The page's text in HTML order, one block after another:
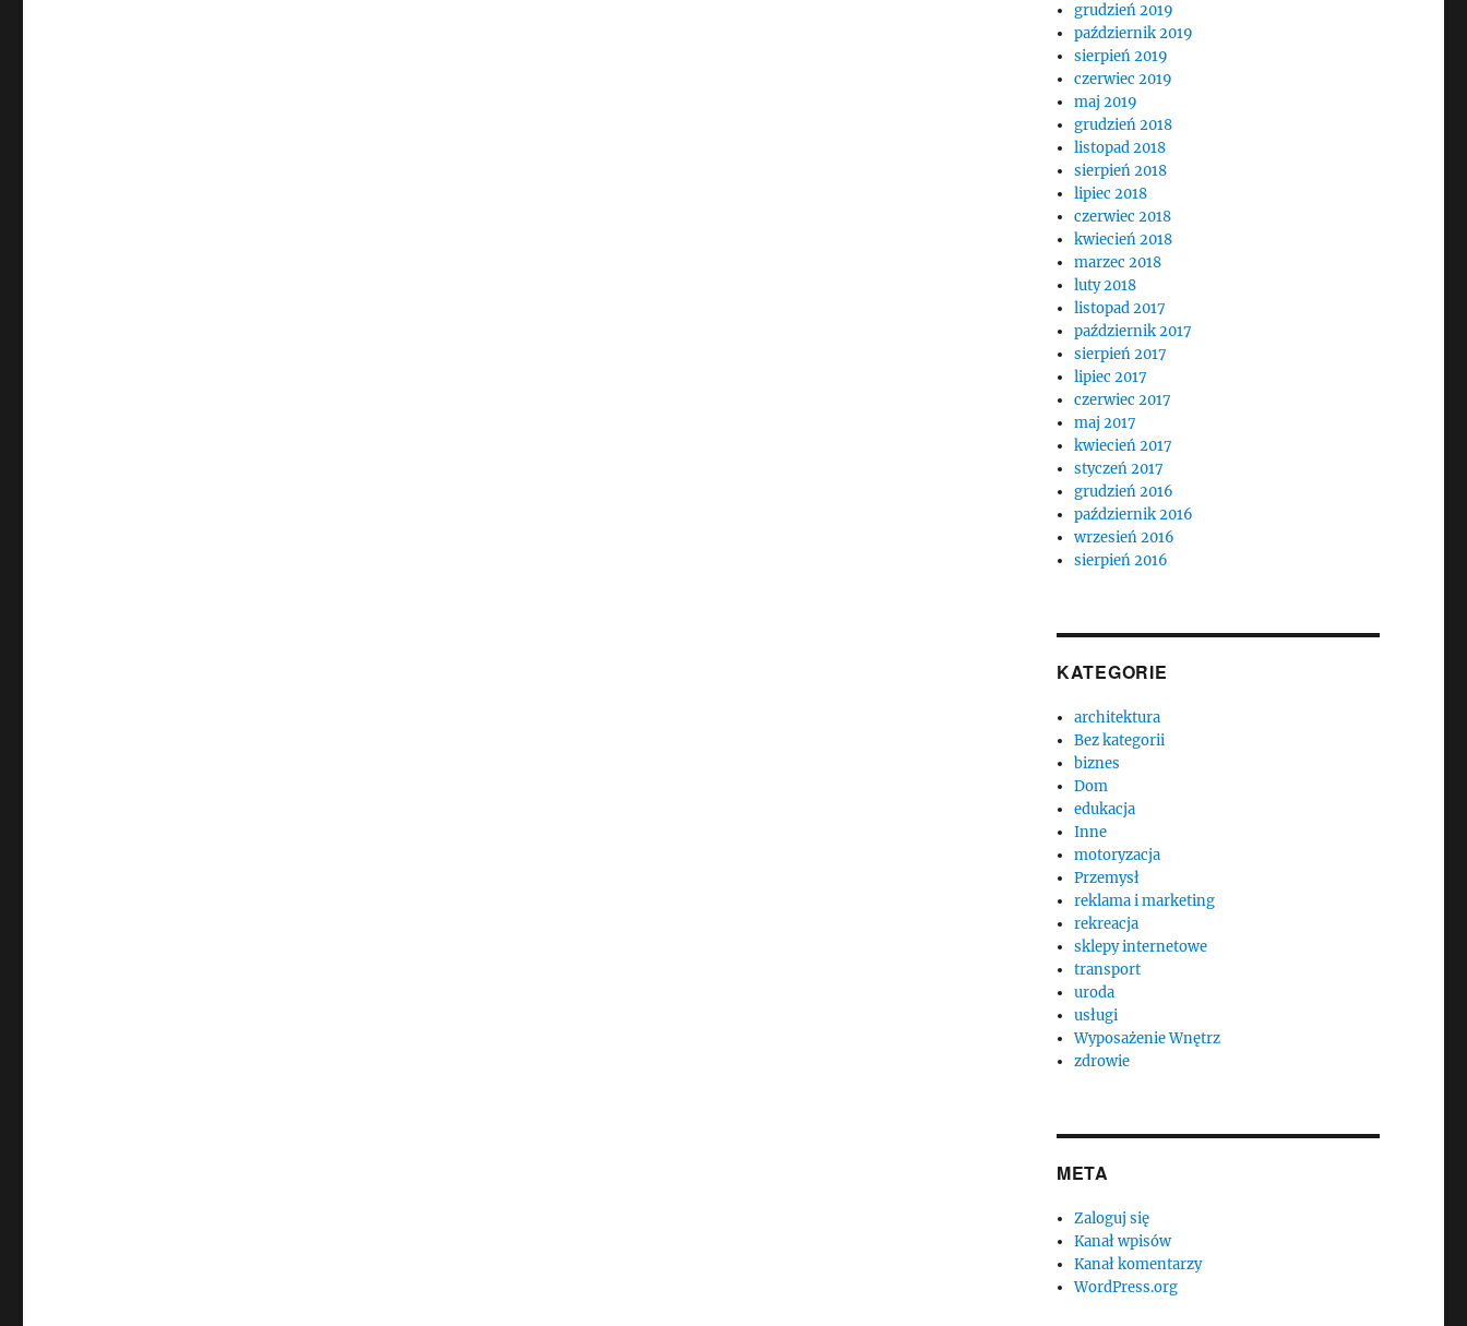
grudzień 2019
październik 2019
sierpień 2019
czerwiec 2019
maj 2019
grudzień 2018
listopad 2018
sierpień 2018
lipiec 2018
czerwiec 2018
kwiecień 2018
marzec 2018
luty 2018
listopad 2017
październik 2017
sierpień 2017
lipiec 2017
czerwiec 2017
maj 2017
kwiecień 2017
styczeń 2017
grudzień 2016
październik 2016
wrzesień 2016
sierpień 2016
KATEGORIE
architektura
Bez kategorii
biznes
Dom
edukacja
Inne
motoryzacja
Przemysł
reklama i marketing
rekreacja
sklepy internetowe
transport
uroda
usługi
Wyposażenie Wnętrz
zdrowie
META
Zaloguj się
Kanał wpisów
Kanał komentarzy
WordPress.org